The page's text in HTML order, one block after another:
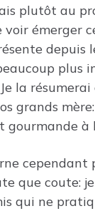
plutôt au
voir émerger
depuis
plus
la résumerai
grands
gourmande à
cependant
que coute: je
qui ne